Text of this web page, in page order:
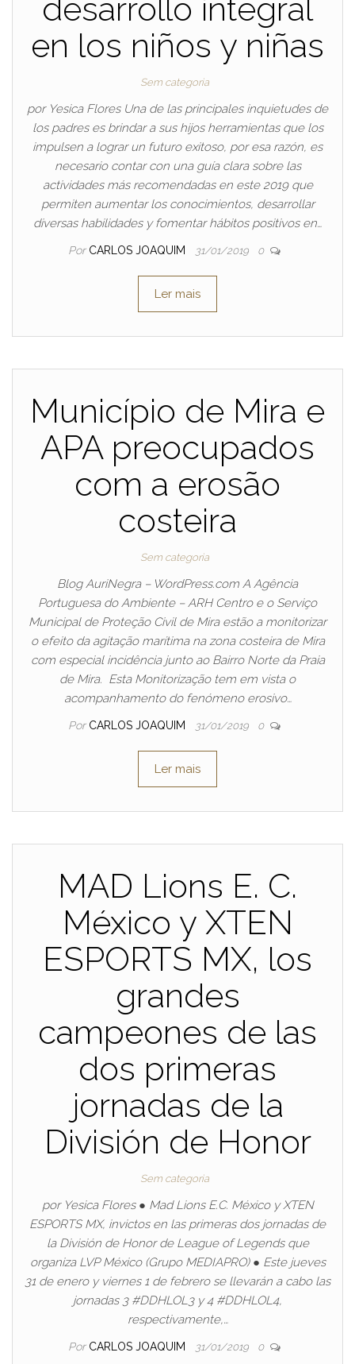
desarrollo integral
en los niños y niñas
Sem categoria
por Yesica Flores Una de las principales inquietudes de
los padres es brindar a sus hijos herramientas que los
impulsen a lograr un futuro exitoso, por esa razón, es
necesario contar con una guía clara sobre las
actividades más recomendadas en este 2019 que
permiten aumentar los conocimientos, desarrollar
diversas habilidades y fomentar hábitos positivos en…
Por CARLOS JOAQUIM 31/01/2019 0
Ler mais
Município de Mira e
APA preocupados
com a erosão
costeira
Sem categoria
Blog AuriNegra – WordPress.com A Agência
Portuguesa do Ambiente – ARH Centro e o Serviço
Municipal de Proteção Civil de Mira estão a monitorizar
o efeito da agitação marítima na zona costeira de Mira
com especial incidência junto ao Bairro Norte da Praia
de Mira. Esta Monitorização tem em vista o
acompanhamento do fenómeno erosivo…
Por CARLOS JOAQUIM 31/01/2019 0
Ler mais
MAD Lions E. C.
México y XTEN
ESPORTS MX, los
grandes
campeones de las
dos primeras
jornadas de la
División de Honor
Sem categoria
por Yesica Flores ● Mad Lions E.C. México y XTEN
ESPORTS MX, invictos en las primeras dos jornadas de
la División de Honor de League of Legends que
organiza LVP México (Grupo MEDIAPRO) ● Este jueves
31 de enero y viernes 1 de febrero se llevarán a cabo las
jornadas 3 #DDHLOL3 y 4 #DDHLOL4,
respectivamente,…
Por CARLOS JOAQUIM 31/01/2019 0